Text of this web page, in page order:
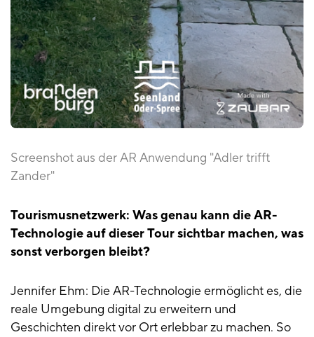
Screenshot aus der AR Anwendung "Adler trifft
Zander"
Tourismusnetzwerk: Was genau kann die AR-
Technologie auf dieser Tour sichtbar machen, was
sonst verborgen bleibt?
Jennifer Ehm: Die AR-Technologie ermöglicht es, die
reale Umgebung digital zu erweitern und
Geschichten direkt vor Ort erlebbar zu machen. So